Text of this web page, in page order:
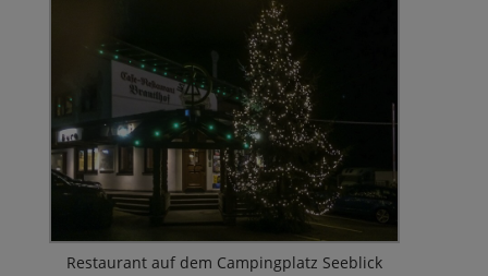
Restaurant auf dem Campingplatz Seeblick